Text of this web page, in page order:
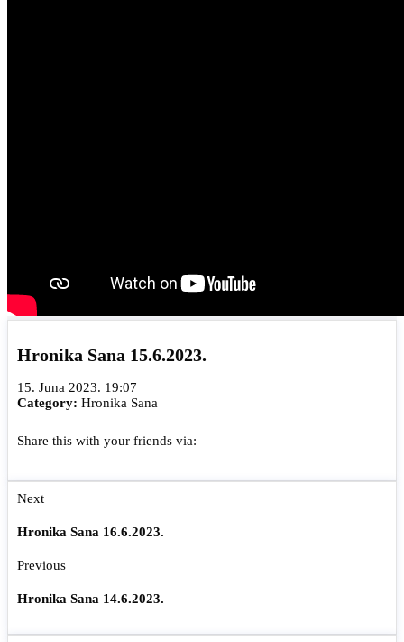
Hronika Sana 15.6.2023.
15. Juna 2023. 19:07
Category: Hronika Sana
Share this with your friends via:
Next
Hronika Sana 16.6.2023.
Previous
Hronika Sana 14.6.2023.